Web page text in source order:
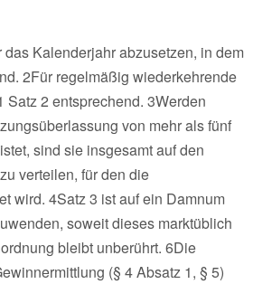
Kalenderjahr abzusetzen, in dem
2Für regelmäßig wiederkehrende
Satz 2 entsprechend. 3Werden
von mehr als fünf
sind sie insgesamt auf den
verteilen, für den die
wird. 4Satz 3 ist auf ein Damnum
soweit dieses marktüblich
bleibt unberührt. 6Die
(§ 4 Absatz 1, § 5)